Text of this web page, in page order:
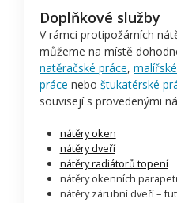
Doplňkové služby
V rámci protipožárních
můžeme na místě
natěračské práce,
práce nebo štukatérské
souvisejí s provedenými
nátěry oken
nátěry dveří
nátěry radiátorů topení
nátěry okenních
nátěry zárubní dveří –